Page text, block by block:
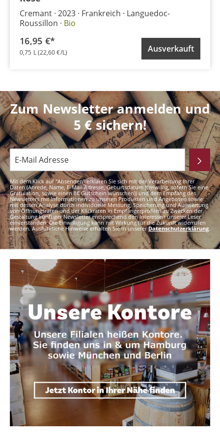
Cremant 2023 Frankreich
Languedoc-
Roussillon
Bio
16,95 €*
0,75 L(22,60 €/L) Ausverkauft
Zum Newsletter anmelden und
5 € sichern!
Mit dem Klick auf "Absenden" erklären Sie sich mit der Verarbeitung Ihrer
Daten (Anrede, Name, E-Mail Adresse, Geburtsdatum (freiwillig, sofern Sie eine
Gratulation, sowie einen 8€ Gutschein wünschen)) und dem Empfang des
Newsletters mit Informationen zu unseren Produkten und Angeboten sowie
mit dessen Analyse durch individuelle Messung, Speicherung und Auswertung
von Öffnungsraten und der Klickraten in Empfängerprofilen zu Zwecken der
Gestaltung künftiger Newsletter entsprechend den Interessen unserer Leser
einverstanden. Die Einwilligung kann mit Wirkung für die Zukunft widerrufen
werden. Ausführliche Hinweise erhalten Sie in unsererDatenschutzerklärung.